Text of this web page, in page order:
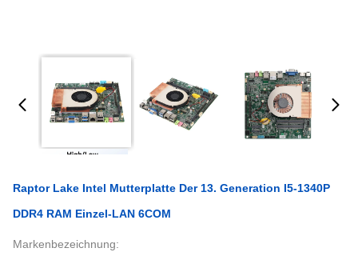
Raptor Lake Intel Mutterplatte Der 13. Generation I5-1340P
DDR4 RAM Einzel-LAN 6COM
Markenbezeichnung: